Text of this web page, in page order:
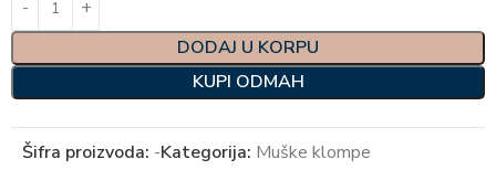
DODAJ U KORPU
KUPI ODMAH
Šifra proizvoda: -Kategorija: Muške klompe